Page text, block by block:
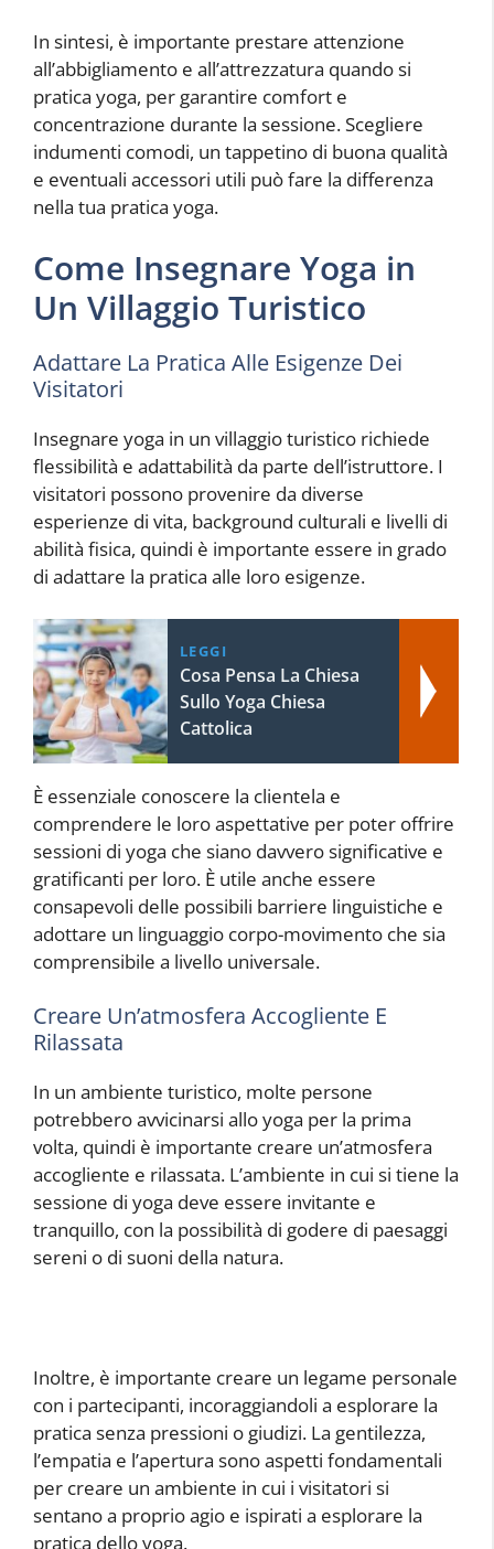
In sintesi, è importante prestare attenzione
all’abbigliamento e all’attrezzatura quando si
pratica yoga, per garantire comfort e
concentrazione durante la sessione. Scegliere
indumenti comodi, un tappetino di buona qualità
e eventuali accessori utili può fare la differenza
nella tua pratica yoga.
Come Insegnare Yoga in
Un Villaggio Turistico
Adattare La Pratica Alle Esigenze Dei
Visitatori
Insegnare yoga in un villaggio turistico richiede
flessibilità e adattabilità da parte dell’istruttore. I
visitatori possono provenire da diverse
esperienze di vita, background culturali e livelli di
abilità fisica, quindi è importante essere in grado
di adattare la pratica alle loro esigenze.
LEGGI
Cosa Pensa La Chiesa
Sullo Yoga Chiesa
Cattolica
È essenziale conoscere la clientela e
comprendere le loro aspettative per poter offrire
sessioni di yoga che siano davvero significative e
gratificanti per loro. È utile anche essere
consapevoli delle possibili barriere linguistiche e
adottare un linguaggio corpo-movimento che sia
comprensibile a livello universale.
Creare Un’atmosfera Accogliente E
Rilassata
In un ambiente turistico, molte persone
potrebbero avvicinarsi allo yoga per la prima
volta, quindi è importante creare un’atmosfera
accogliente e rilassata. L’ambiente in cui si tiene la
sessione di yoga deve essere invitante e
tranquillo, con la possibilità di godere di paesaggi
sereni o di suoni della natura.
Inoltre, è importante creare un legame personale
con i partecipanti, incoraggiandoli a esplorare la
pratica senza pressioni o giudizi. La gentilezza,
l’empatia e l’apertura sono aspetti fondamentali
per creare un ambiente in cui i visitatori si
sentano a proprio agio e ispirati a esplorare la
pratica dello yoga.